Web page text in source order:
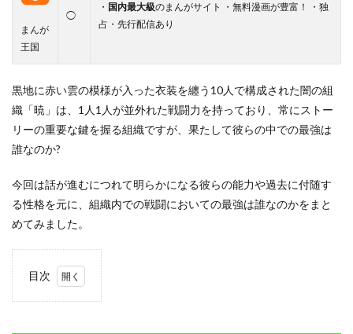
まんが
王国
◯
・ 国内最大級のまんがサイト ・無料漫画が豊富！ ・独
占・先行配信あり
黒地に赤い雲の模様が入った衣装を纏う10人で構成された闇の組
織「暁」は、1人1人が並外れた戦闘力を持っており、常にストー
リーの重要な鍵を握る組織ですが、果たして彼らの中での最強は
誰なのか?
今回は話が進むにつれて明らかになる彼らの能力や過去に付随す
る性格を元に、組織内での戦闘においての最強は誰なのかをまと
めてみました。
目次